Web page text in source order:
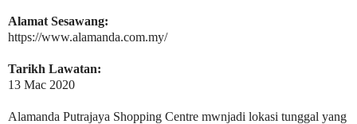
Alamat Sesawang:
https://www.alamanda.com.my/
Tarikh Lawatan:
13 Mac 2020
Alamanda Putrajaya Shopping Centre mwnjadi lokasi tunggal yang